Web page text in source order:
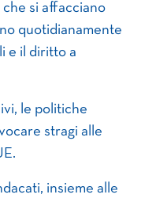
che si affacciano
quotidianamente
e il diritto a
le politiche
stragi alle
insieme alle